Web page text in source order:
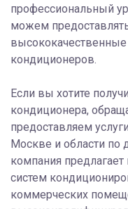
профессиональный
можем
высококачественные
кондиционеров.
Если вы хотите
кондиционера,
предоставляем
Москве и области
компания
систем
коммерческих